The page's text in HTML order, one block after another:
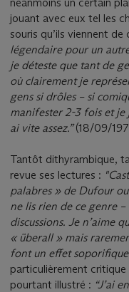
jouant avec eux tel les
souris qu’ils viennent de
légendaire pour un
je déteste que tant de
où clairement je
gens si drôles – si
manifester 2-3 fois et je
ai vite assez.”(18/09/
Tantôt dithyrambique,
revue ses lectures :
palabres » de Dufour
ne lis rien de ce genre –
discussions. Je n’aime
« überall » mais
font un effet
particulièrement critique
pourtant illustré : “J’ai